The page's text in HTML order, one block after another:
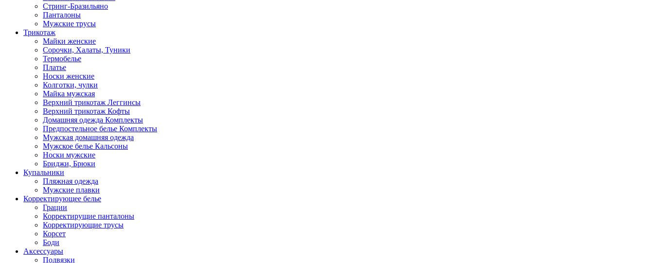
Стринг-Бразильяно
Панталоны
Мужские трусы
Трикотаж
Майки женские
Сорочки, Халаты, Туники
Термобелье
Платье
Носки женские
Колготки, чулки
Майка мужская
Верхний трикотаж Леггинсы
Верхний трикотаж Кофты
Домашняя одежда Комплекты
Предпостельное белье Комплекты
Мужская домашняя одежда
Мужское белье Кальсоны
Носки мужские
Бриджи, Брюки
Купальники
Пляжная одежда
Мужские плавки
Корректирующее белье
Грации
Корректирущие панталоны
Корректирующие трусы
Корсет
Боди
Аксессуары
Подвязки